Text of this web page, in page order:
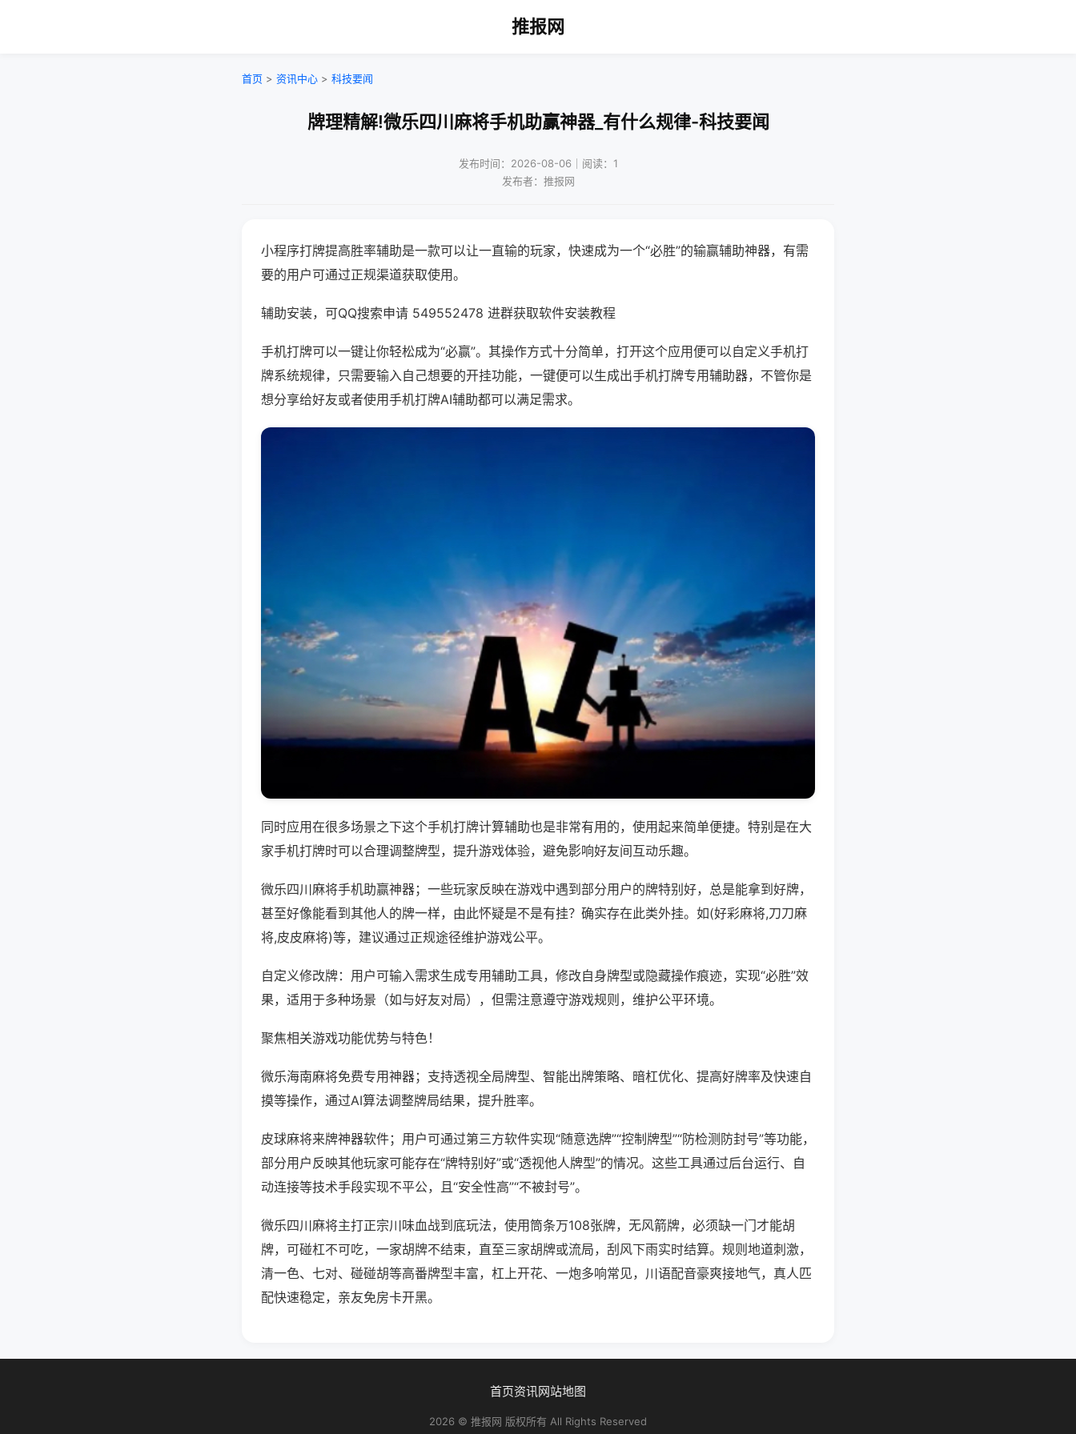
推报网
首页 > 资讯中心 > 科技要闻
牌理精解!微乐四川麻将手机助赢神器_有什么规律-科技要闻
发布时间：2026-08-06｜阅读：1
发布者：推报网
小程序打牌提高胜率辅助是一款可以让一直输的玩家，快速成为一个“必胜”的输赢辅助神器，有需
要的用户可通过正规渠道获取使用。
辅助安装，可QQ搜索申请 549552478 进群获取软件安装教程
手机打牌可以一键让你轻松成为“必赢”。其操作方式十分简单，打开这个应用便可以自定义手机打
牌系统规律，只需要输入自己想要的开挂功能，一键便可以生成出手机打牌专用辅助器，不管你是
想分享给好友或者使用手机打牌AI辅助都可以满足需求。
同时应用在很多场景之下这个手机打牌计算辅助也是非常有用的，使用起来简单便捷。特别是在大
家手机打牌时可以合理调整牌型，提升游戏体验，避免影响好友间互动乐趣。
微乐四川麻将手机助赢神器；一些玩家反映在游戏中遇到部分用户的牌特别好，总是能拿到好牌，
甚至好像能看到其他人的牌一样，由此怀疑是不是有挂？确实存在此类外挂。如(好彩麻将,刀刀麻
将,皮皮麻将)等，建议通过正规途径维护游戏公平。
自定义修改牌：用户可输入需求生成专用辅助工具，修改自身牌型或隐藏操作痕迹，实现“必胜”效
果，适用于多种场景（如与好友对局），但需注意遵守游戏规则，维护公平环境。
聚焦相关游戏功能优势与特色！
微乐海南麻将免费专用神器；支持透视全局牌型、智能出牌策略、暗杠优化、提高好牌率及快速自
摸等操作，通过AI算法调整牌局结果，提升胜率。
皮球麻将来牌神器软件；用户可通过第三方软件实现“随意选牌”“控制牌型”“防检测防封号”等功能，
部分用户反映其他玩家可能存在“牌特别好”或“透视他人牌型”的情况。这些工具通过后台运行、自
动连接等技术手段实现不平公，且“安全性高”“不被封号”。
微乐四川麻将主打正宗川味血战到底玩法，使用筒条万108张牌，无风箭牌，必须缺一门才能胡
牌，可碰杠不可吃，一家胡牌不结束，直至三家胡牌或流局，刮风下雨实时结算。规则地道刺激，
清一色、七对、碰碰胡等高番牌型丰富，杠上开花、一炮多响常见，川语配音豪爽接地气，真人匹
配快速稳定，亲友免房卡开黑。
首页资讯网站地图
2026 © 推报网 版权所有 All Rights Reserved